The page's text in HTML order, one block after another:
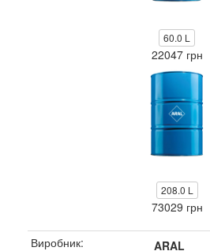
60.0 L
22047 грн
208.0 L
73029 грн
Виробник: ARAL